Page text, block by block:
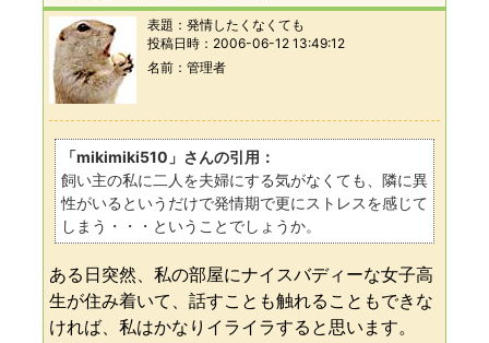
表題： 発情したくなくても
投稿日時： 2006-06-12 13:49:12
名前
管理者
「mikimiki510」さんの引用：
飼い主の私に二人を夫婦にする気がなくても、隣に異
性がいるというだけで発情期で更にストレスを感じて
しまう・・・ということでしょうか。
ある日突然、私の部屋にナイスバディーな女子高
生が住み着いて、話すことも触れることもできな
ければ、私はかなりイライラすると思います。